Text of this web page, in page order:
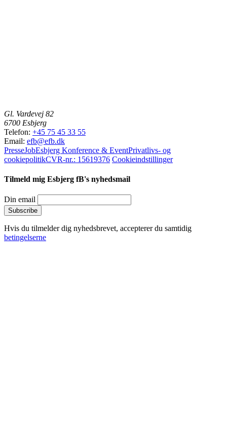
Gl. Vardevej 82
6700 Esbjerg
Telefon: +45 75 45 33 55
Email: efb@efb.dk
PresseJobEsbjerg Konference & EventPrivatlivs- og
cookiepolitikCVR-nr.: 15619376 Cookieindstillinger
Tilmeld mig Esbjerg fB's nyhedsmail
Din email
Hvis du tilmelder dig nyhedsbrevet, accepterer du samtidig
betingelserne